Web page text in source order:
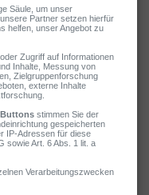
Grundregeln